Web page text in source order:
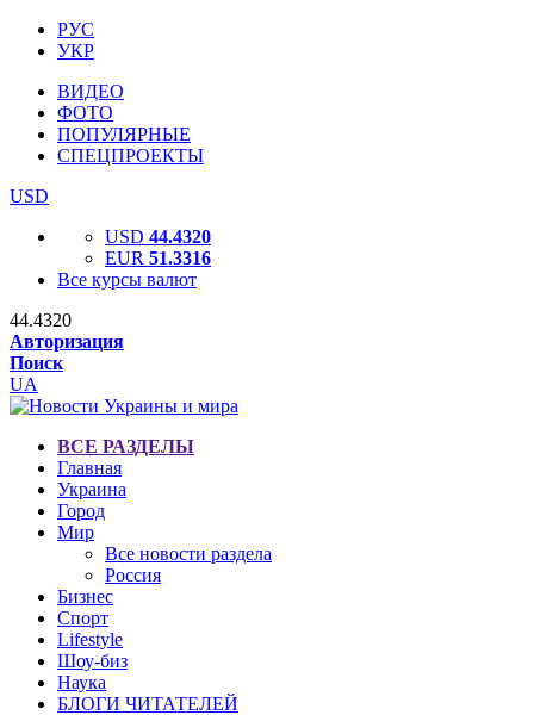
РУС
УКР
ВИДЕО
ФОТО
ПОПУЛЯРНЫЕ
СПЕЦПРОЕКТЫ
USD
USD 44.4320
EUR 51.3316
Все курсы валют
44.4320
Авторизация
Поиск
UA
ВСЕ РАЗДЕЛЫ
Главная
Украина
Город
Мир
Все новости раздела
Россия
Бизнес
Спорт
Lifestyle
Шоу-биз
Наука
БЛОГИ ЧИТАТЕЛЕЙ